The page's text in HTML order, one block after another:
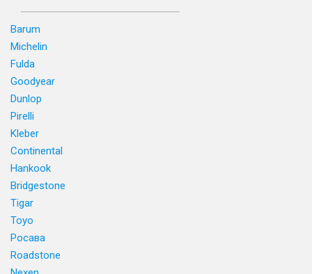
Barum
Michelin
Fulda
Goodyear
Dunlop
Pirelli
Kleber
Continental
Hankook
Bridgestone
Tigar
Toyo
Росава
Roadstone